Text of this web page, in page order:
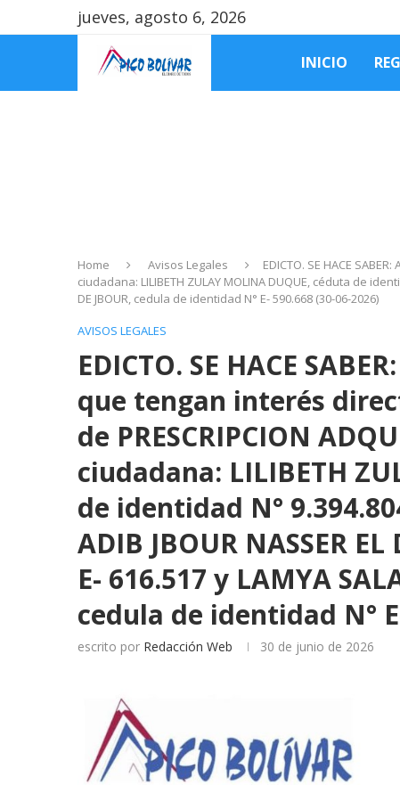
jueves, agosto 6, 2026
INICIO
Home Avisos Legales
EDICTO. SE HACE
ciudadana: LILIBETH ZULAY MOLINA DUQUE, céduta de
DE JBOUR, cedula de identidad N° E- 590.668 (30-06-2026)
AVISOS LEGALES
EDICTO. SE HACE
que tengan interés
de PRESCRIPCION
ciudadana: LILIBETH
de identidad N°
ADIB JBOUR NASSER
E- 616.517 y LAMYA
cedula de identidad N°
escrito por Redacción Web 30 de junio de 2026